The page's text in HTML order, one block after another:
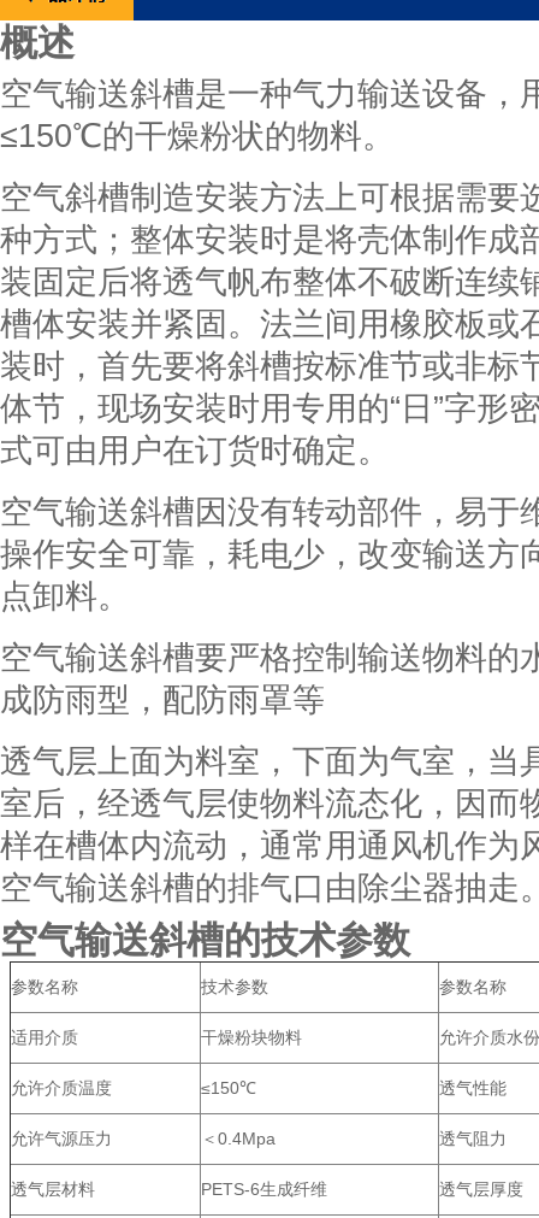
概述
空气输送斜槽是一种气力输送设备，
≤150℃的干燥粉状的物料。
空气斜槽制造安装方法上可根据需要
种方式；整体安装时是将壳体制作成
装固定后将透气帆布整体不破断连续
槽体安装并紧固。法兰间用橡胶板或
装时，首先要将斜槽按标准节或非标
体节，现场安装时用专用的“日”字形
式可由用户在订货时确定。
空气输送斜槽因没有转动部件，易于
操作安全可靠，耗电少，改变输送方
点卸料。
空气输送斜槽要严格控制输送物料的
成防雨型，配防雨罩等
透气层上面为料室，下面为气室，当
室后，经透气层使物料流态化，因而
样在槽体内流动，通常用通风机作为
空气输送斜槽的排气口由除尘器抽走
空气输送斜槽的技术参数
参数名称 技术参数 参数名称
适用介质 干燥粉块物料 允许介质水份
允许介质温度 ≤150℃ 透气性能
允许气源压力 ＜0.4Mpa 透气阻力
透气层材料 PETS-6生成纤维 透气层厚度